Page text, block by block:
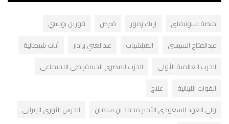
منصة سبوتيفاي إريك زمور قبرص
فورين بولسي
عبدالفتاح السيسي
الميلشيات عبدالغني برادار
آيات شيطانية
الحرب العالمية الأولى
الحزب المصري الديمقراطي الاجتماعي
القوات اللبنانية
علاج
ولي العهد السعودي الأمير محمد بن سلمان
الحرس الثوري الإيراني